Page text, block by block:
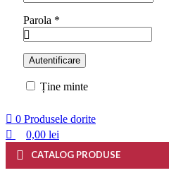
Parola *
Autentificare
Ține minte
0 Produsele dorite
0,00 lei
CATALOG PRODUSE